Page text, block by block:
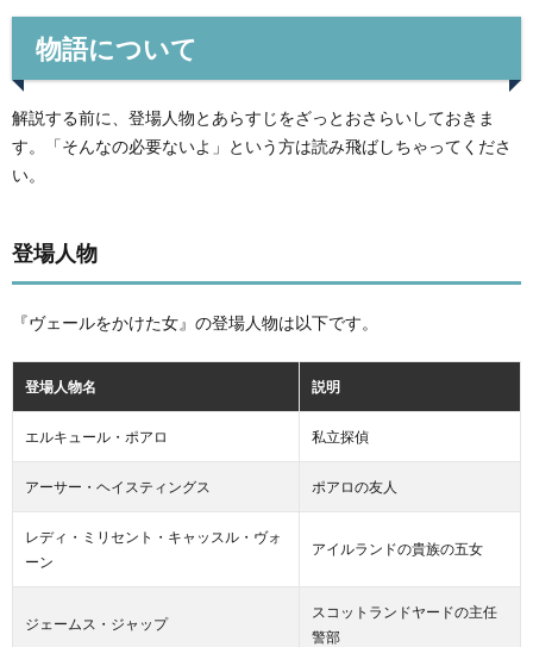
物語について
解説する前に、登場人物とあらすじをざっとおさらいしておきま
す。「そんなの必要ないよ」という方は読み飛ばしちゃってくださ
い。
登場人物
『ヴェールをかけた女』の登場人物は以下です。
登場人物名 説明
エルキュール・ポアロ 私立探偵
アーサー・ヘイスティングス ポアロの友人
レディ・ミリセント・キャッスル・ヴォ
ーン
アイルランドの貴族の五女
ジェームス・ジャップ
スコットランドヤードの主任
警部